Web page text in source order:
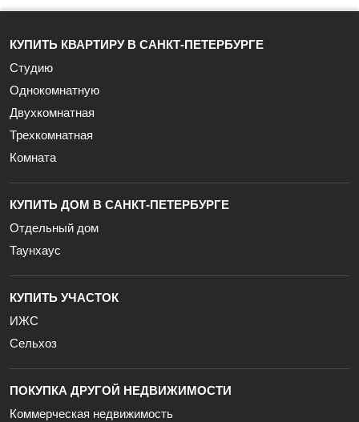
КУПИТЬ КВАРТИРУ В САНКТ-ПЕТЕРБУРГЕ
Студию
Однокомнатную
Двухкомнатная
Трехкомнатная
Комната
КУПИТЬ ДОМ В САНКТ-ПЕТЕРБУРГЕ
Отдельный дом
Таунхаус
КУПИТЬ УЧАСТОК
ИЖС
Сельхоз
ПОКУПКА ДРУГОЙ НЕДВИЖИМОСТИ
Коммерческая недвижимость